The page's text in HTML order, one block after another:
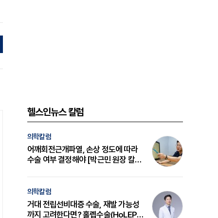
헬스인뉴스 칼럼
의학칼럼
어깨회전근개파열, 손상 정도에 따라
수술 여부 결정해야 [박근민 원장 칼
의학칼럼
거대 전립선비대증 수술, 재발 가능성
까지 고려한다면? 홀렙수술(HoLEP)